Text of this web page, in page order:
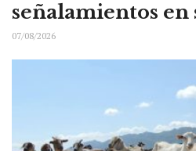
señalamientos en
07/08/2026